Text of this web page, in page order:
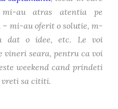
au atras atentia pe
mi-au oferit o solutie, m-
dat o idee, etc. Le voi
vineri seara, pentru ca voi
weekend cand prindeti
vreti sa cititi.